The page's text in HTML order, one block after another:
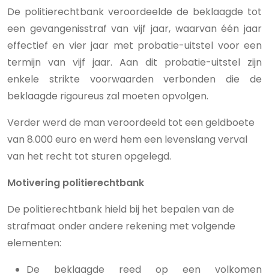
De politierechtbank veroordeelde de beklaagde tot
een gevangenisstraf van vijf jaar, waarvan één jaar
effectief en vier jaar met probatie-uitstel voor een
termijn van vijf jaar. Aan dit probatie-uitstel zijn
enkele strikte voorwaarden verbonden die de
beklaagde rigoureus zal moeten opvolgen.
Verder werd de man veroordeeld tot een geldboete
van 8.000 euro en werd hem een levenslang verval
van het recht tot sturen opgelegd.
Motivering politierechtbank
De politierechtbank hield bij het bepalen van de
strafmaat onder andere rekening met volgende
elementen:
De beklaagde reed op een volkomen